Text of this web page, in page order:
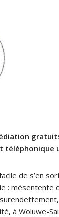
téléphonique
de s’en
: mésentente
à Woluwe-